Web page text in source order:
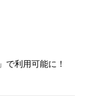
で利用可能に！